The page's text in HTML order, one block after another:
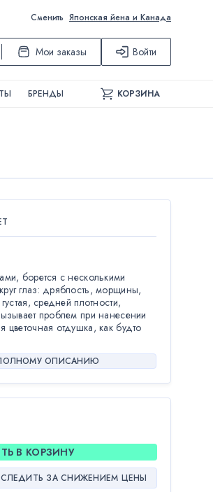
Сменить Японская йена и Канада
Мои заказы Войти
БРЕНДЫ КОРЗИНА
борется с несколькими
глаз: дряблость, морщины,
средней плотности,
проблем при нанесении
цветочная отдушка, как будто
ОПИСАНИЮ
В КОРЗИНУ
СЛЕДИТЬ ЗА СНИЖЕНИЕМ ЦЕНЫ